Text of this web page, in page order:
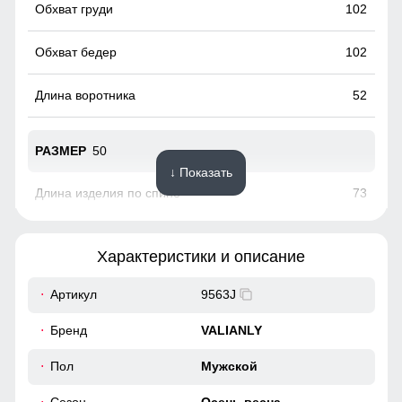
Кроме того, он позволяет создать более стильный силуэт,
Фиксатор по низу изделия в ветровке предназначен для
регулировки объема и плотности прилегание к телу. Это
102
102
52
50
73
↓ Показать
Характеристики и описание
Артикул 9563J
Бренд VALIANLY
Пол Мужской